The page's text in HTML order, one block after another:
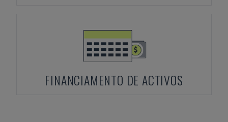
FINANCIAMENTO DE ACTIVOS